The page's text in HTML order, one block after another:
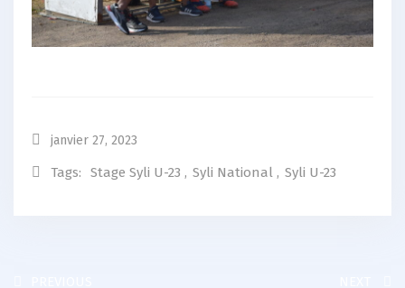
janvier 27, 2023
Tags: Stage Syli U-23 , Syli National , Syli U-23